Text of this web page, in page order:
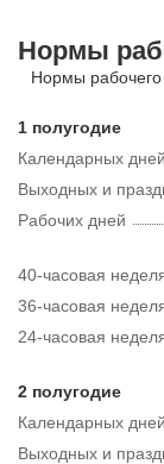
Нормы
Нормы
1 полугодие
Календарных дней
Рабочих дней
Выходных и
40-часовая
36-часовая
24-часовая
2 полугодие
Календарных дней
Выходных и